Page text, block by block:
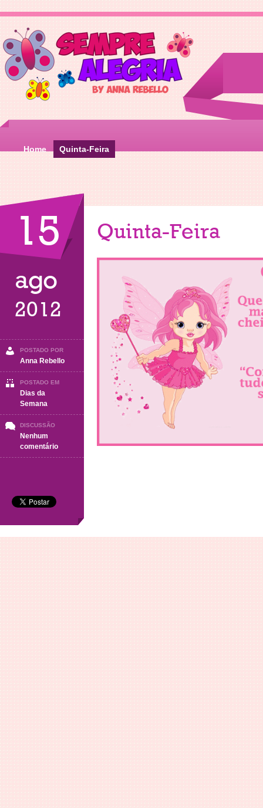
Home Quinta-Feira
15
ago
2012
POSTADO POR
Anna Rebello
POSTADO EM
Dias da
Semana
DISCUSSÃO
Nenhum
comentárioem
Quinta-
Quinta-Feira